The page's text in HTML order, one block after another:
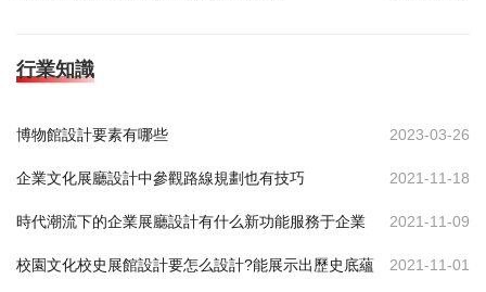
行業知識
博物館設計要素有哪些 2023-03-26
企業文化展廳設計中參觀路線規劃也有技巧 2021-11-18
時代潮流下的企業展廳設計有什么新功能服務于企業 2021-11-09
校園文化校史展館設計要怎么設計?能展示出歷史底蘊 2021-11-01